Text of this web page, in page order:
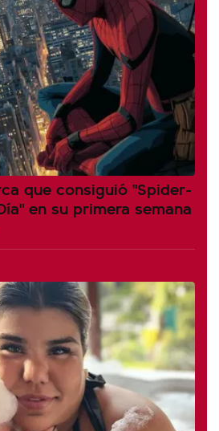
que consiguió "Spider-
en su primera semana